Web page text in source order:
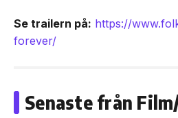
Se trailern på: https://
forever/
Senaste från